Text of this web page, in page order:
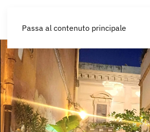
Passa al contenuto principale